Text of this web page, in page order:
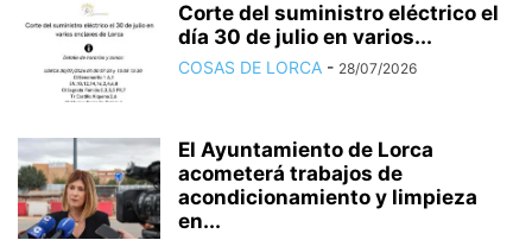
Corte del suministro eléctrico el
día 30 de julio en varios...
COSAS DE LORCA - 28/07/2026
El Ayuntamiento de Lorca
acometerá trabajos de
acondicionamiento y limpieza
en...